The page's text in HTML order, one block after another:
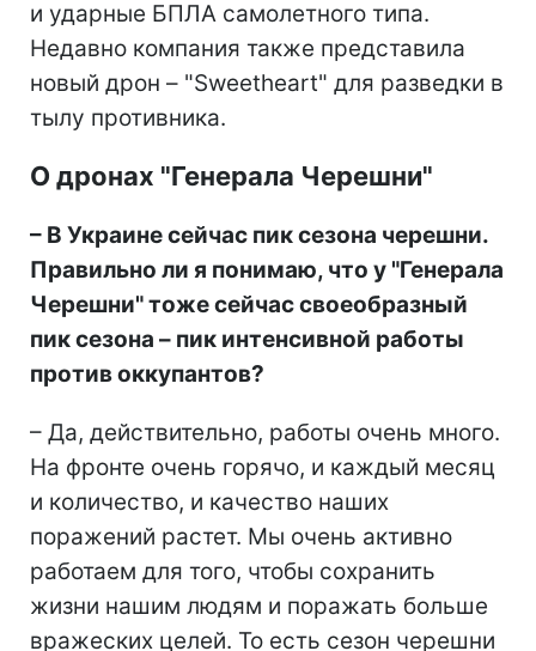
и ударные БПЛА самолетного типа.
Недавно компания также представила
новый дрон – "Sweetheart" для разведки в
тылу противника.
О дронах "Генерала Черешни"
– В Украине сейчас пик сезона черешни.
Правильно ли я понимаю, что у "Генерала
Черешни" тоже сейчас своеобразный
пик сезона – пик интенсивной работы
против оккупантов?
– Да, действительно, работы очень много.
На фронте очень горячо, и каждый месяц
и количество, и качество наших
поражений растет. Мы очень активно
работаем для того, чтобы сохранить
жизни нашим людям и поражать больше
вражеских целей. То есть сезон черешни